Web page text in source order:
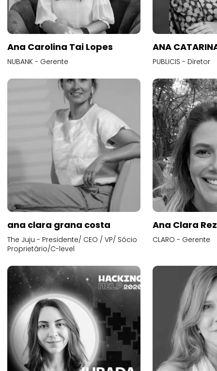
Ana Carolina Tai Lopes
NUBANK - Gerente
ANA
PUBLICIS - Diretor
ana clara grana costa
The Juju - Presidente/ CEO / VP/ Sócio
Proprietário/C-level
Ana Clara
CLARO - Gerente